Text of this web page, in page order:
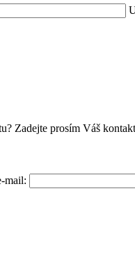
Zadejte prosím Váš
mail: